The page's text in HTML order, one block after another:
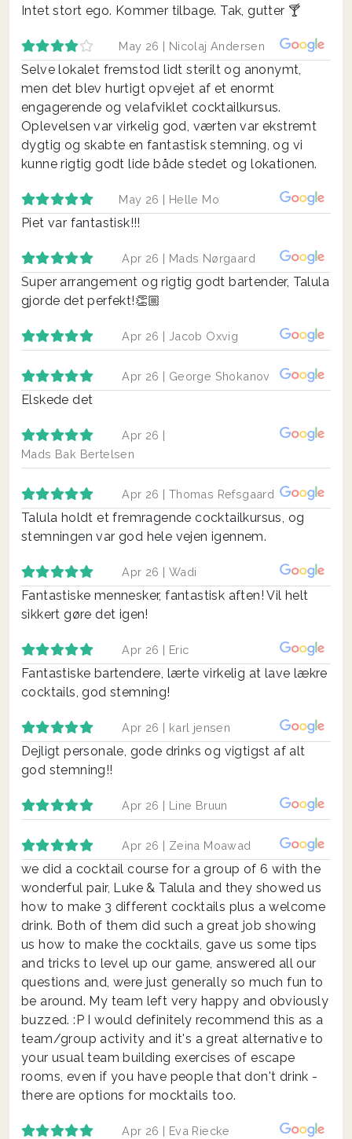
Intet stort ego. Kommer tilbage. Tak, gutter 🍸
May 26 | Nicolaj Andersen
Selve lokalet fremstod lidt sterilt og anonymt,
men det blev hurtigt opvejet af et enormt
engagerende og velafviklet cocktailkursus.
Oplevelsen var virkelig god, værten var ekstremt
dygtig og skabte en fantastisk stemning, og vi
kunne rigtig godt lide både stedet og lokationen.
May 26 | Helle Mo
Piet var fantastisk!!!
Apr 26 | Mads Nørgaard
Super arrangement og rigtig godt bartender, Talula
gjorde det perfekt!👏🏼
Apr 26 | Jacob Oxvig
Apr 26 | George Shokanov
Elskede det
Apr 26 |
Mads Bak Bertelsen
Apr 26 | Thomas Refsgaard
Talula holdt et fremragende cocktailkursus, og
stemningen var god hele vejen igennem.
Apr 26 | Wadi
Fantastiske mennesker, fantastisk aften! Vil helt
sikkert gøre det igen!
Apr 26 | Eric
Fantastiske bartendere, lærte virkelig at lave lækre
cocktails, god stemning!
Apr 26 | karl jensen
Dejligt personale, gode drinks og vigtigst af alt
god stemning!!
Apr 26 | Line Bruun
Apr 26 | Zeina Moawad
we did a cocktail course for a group of 6 with the
wonderful pair, Luke & Talula and they showed us
how to make 3 different cocktails plus a welcome
drink. Both of them did such a great job showing
us how to make the cocktails, gave us some tips
and tricks to level up our game, answered all our
questions and, were just generally so much fun to
be around. My team left very happy and obviously
buzzed. :P I would definitely recommend this as a
team/group activity and it's a great alternative to
your usual team building exercises of escape
rooms, even if you have people that don't drink -
there are options for mocktails too.
Apr 26 | Eva Riecke